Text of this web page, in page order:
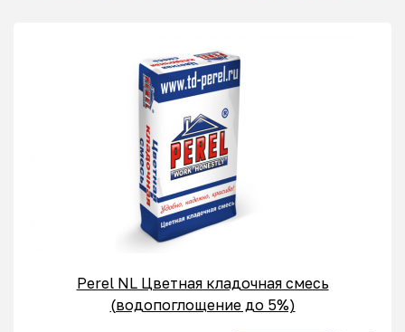
Perel NL Цветная кладочная смесь
(водопоглощение до 5%)